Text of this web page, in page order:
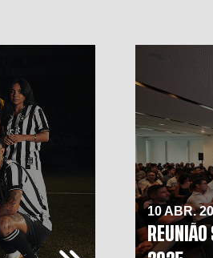
10 ABR.
REUNIÃO